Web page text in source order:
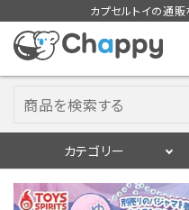
カプセルトイの通販
カテゴリー
ログイン